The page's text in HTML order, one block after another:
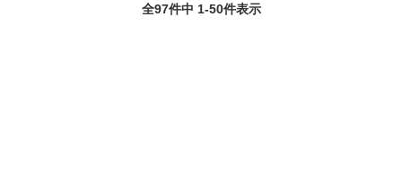
全97件中 1-50件表示